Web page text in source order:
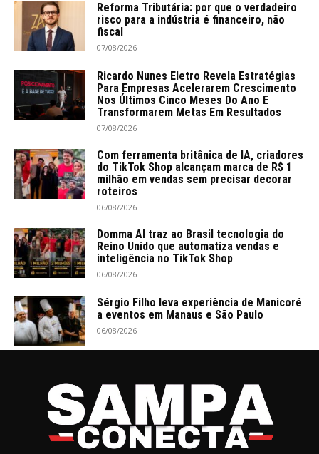
Reforma Tributária: por que o verdadeiro
risco para a indústria é financeiro, não
fiscal
07/08/2026
Ricardo Nunes Eletro Revela Estratégias
Para Empresas Acelerarem Crescimento
Nos Últimos Cinco Meses Do Ano E
Transformarem Metas Em Resultados
07/08/2026
Com ferramenta britânica de IA, criadores
do TikTok Shop alcançam marca de R$ 1
milhão em vendas sem precisar decorar
roteiros
06/08/2026
Domma AI traz ao Brasil tecnologia do
Reino Unido que automatiza vendas e
inteligência no TikTok Shop
06/08/2026
Sérgio Filho leva experiência de Manicoré
a eventos em Manaus e São Paulo
06/08/2026